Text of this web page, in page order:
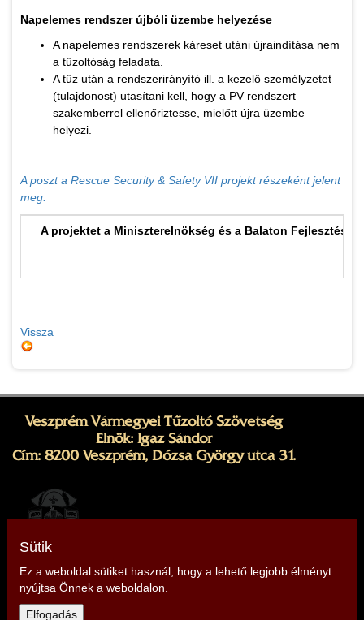
Napelemes rendszer újbóli üzembe helyezése
A napelemes rendszerek káreset utáni újraindítása nem
a tűzoltóság feladata.
A tűz után a rendszerirányító ill. a kezelő személyzetet
(tulajdonost) utasítani kell, hogy a PV rendszert
szakemberrel ellenőriztesse, mielőtt újra üzembe
helyezi.
A poszt a Rescue Security & Safety VII projekt részeként jelent
meg.
A projektet a Miniszterelnökség és a Balaton Fejlesztési
Vissza
Veszprém Vármegyei Tűzoltó Szövetség
Elnök: Igaz Sándor
Cím: 8200 Veszprém, Dózsa György utca 31.
Telefon: +36 30 348 1612,
Sütik
Ez a weboldal sütiket használ, hogy a lehető legjobb élményt
nyújtsa Önnek a weboldalon.
Elfogadás